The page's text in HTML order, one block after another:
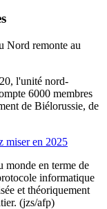
Nord remonte au
l'unité nord-
6000 membres
de Biélorussie, de
miser en 2025
monde en terme de
informatique
et théoriquement
(jzs/afp)